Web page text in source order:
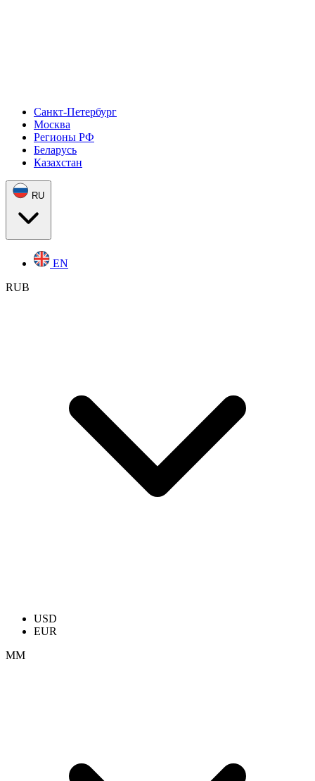
Санкт-Петербург
Москва
Регионы РФ
Беларусь
Казахстан
RU
EN
RUB
USD
EUR
ММ